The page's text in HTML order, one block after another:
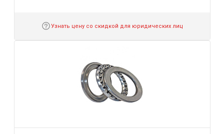
Узнать цену со скидкой для юридических лиц